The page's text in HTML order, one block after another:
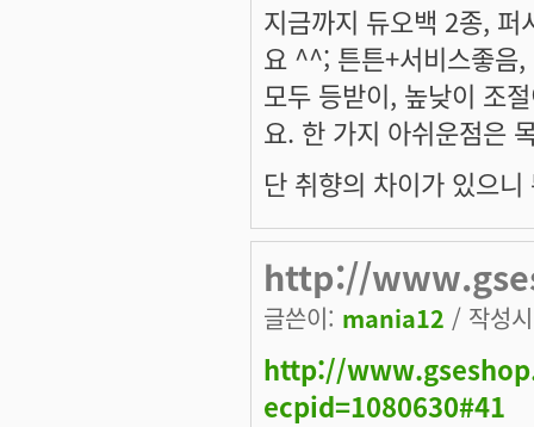
지금까지 듀오백 2종,
요 ^^; 튼튼+서비스좋음
모두 등받이, 높낮이 조
요. 한 가지 아쉬운점은
단 취향의 차이가 있으
http://
글쓴이: mania12 / 작성
http://
ecpid=1080630#41